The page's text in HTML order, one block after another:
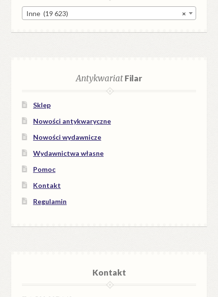
×
Inne (19 623)
AntykwariatFilar
Sklep
Nowości antykwaryczne
Nowości wydawnicze
Wydawnictwa własne
Pomoc
Kontakt
Regulamin
Kontakt